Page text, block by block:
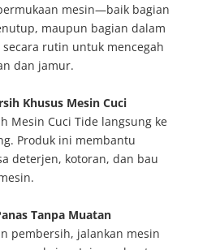
mesin—baik bagian
maupun bagian dalam
rutin untuk mencegah
dan jamur.
Khusus Mesin Cuci
Mesin Cuci Tide langsung ke
Produk ini membantu
deterjen, kotoran, dan bau
Tanpa Muatan
pembersih, jalankan mesin